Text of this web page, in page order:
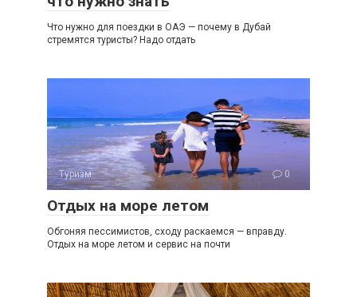
Что нужно для поездки в ОАЭ — почему в Дубай
стремятся туристы? Надо отдать
Туризм 0
Отдых на море летом
Обгоняя пессимистов, сходу раскаемся — вправду.
Отдых на море летом и сервис на почти